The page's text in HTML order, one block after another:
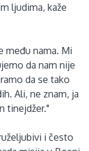
ljudima, kaže
među nama. Mi
da nam nije
da se tako
Ali, ne znam, ja
tinejdžer."
i često